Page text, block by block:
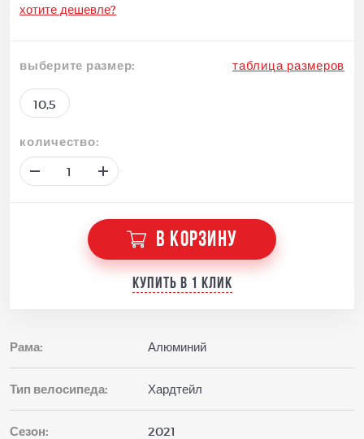
хотите дешевле?
выберите размер: таблица размеров
10,5
количество:
В КОРЗИНУ
Купить в 1 клик
Рама: Алюминий
Тип велосипеда: Хардтейл
Сезон: 2021